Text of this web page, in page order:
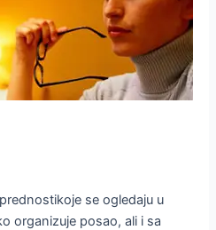
se ogledaju u
organizuje posao, ali i sa